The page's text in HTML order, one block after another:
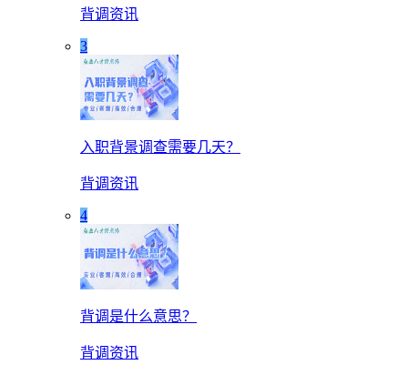
背调资讯
3
入职背景调查需要几天？
背调资讯
4
背调是什么意思？
背调资讯